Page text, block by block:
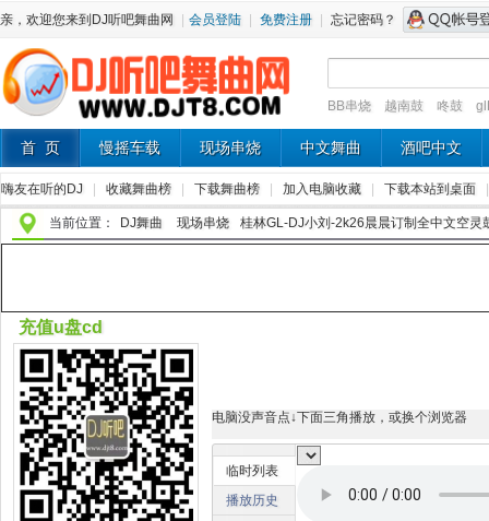
亲，欢迎您来到DJ听吧舞曲网 会员登陆 免费注册 忘记密码？
BB串烧 越南鼓 咚鼓
首 页 慢摇车载 现场串烧 中文舞曲 酒吧中文
嗨友在听的DJ 收藏舞曲榜 下载舞曲榜 加入电脑收藏 下载本站到桌面
当前位置： DJ舞曲 现场串烧 桂林GL-DJ小刘-2k26晨晨订制全中文空灵
电脑没声音点↓下面三角播放，或换个浏览器
临时列表
播放历史
充值u盘cd